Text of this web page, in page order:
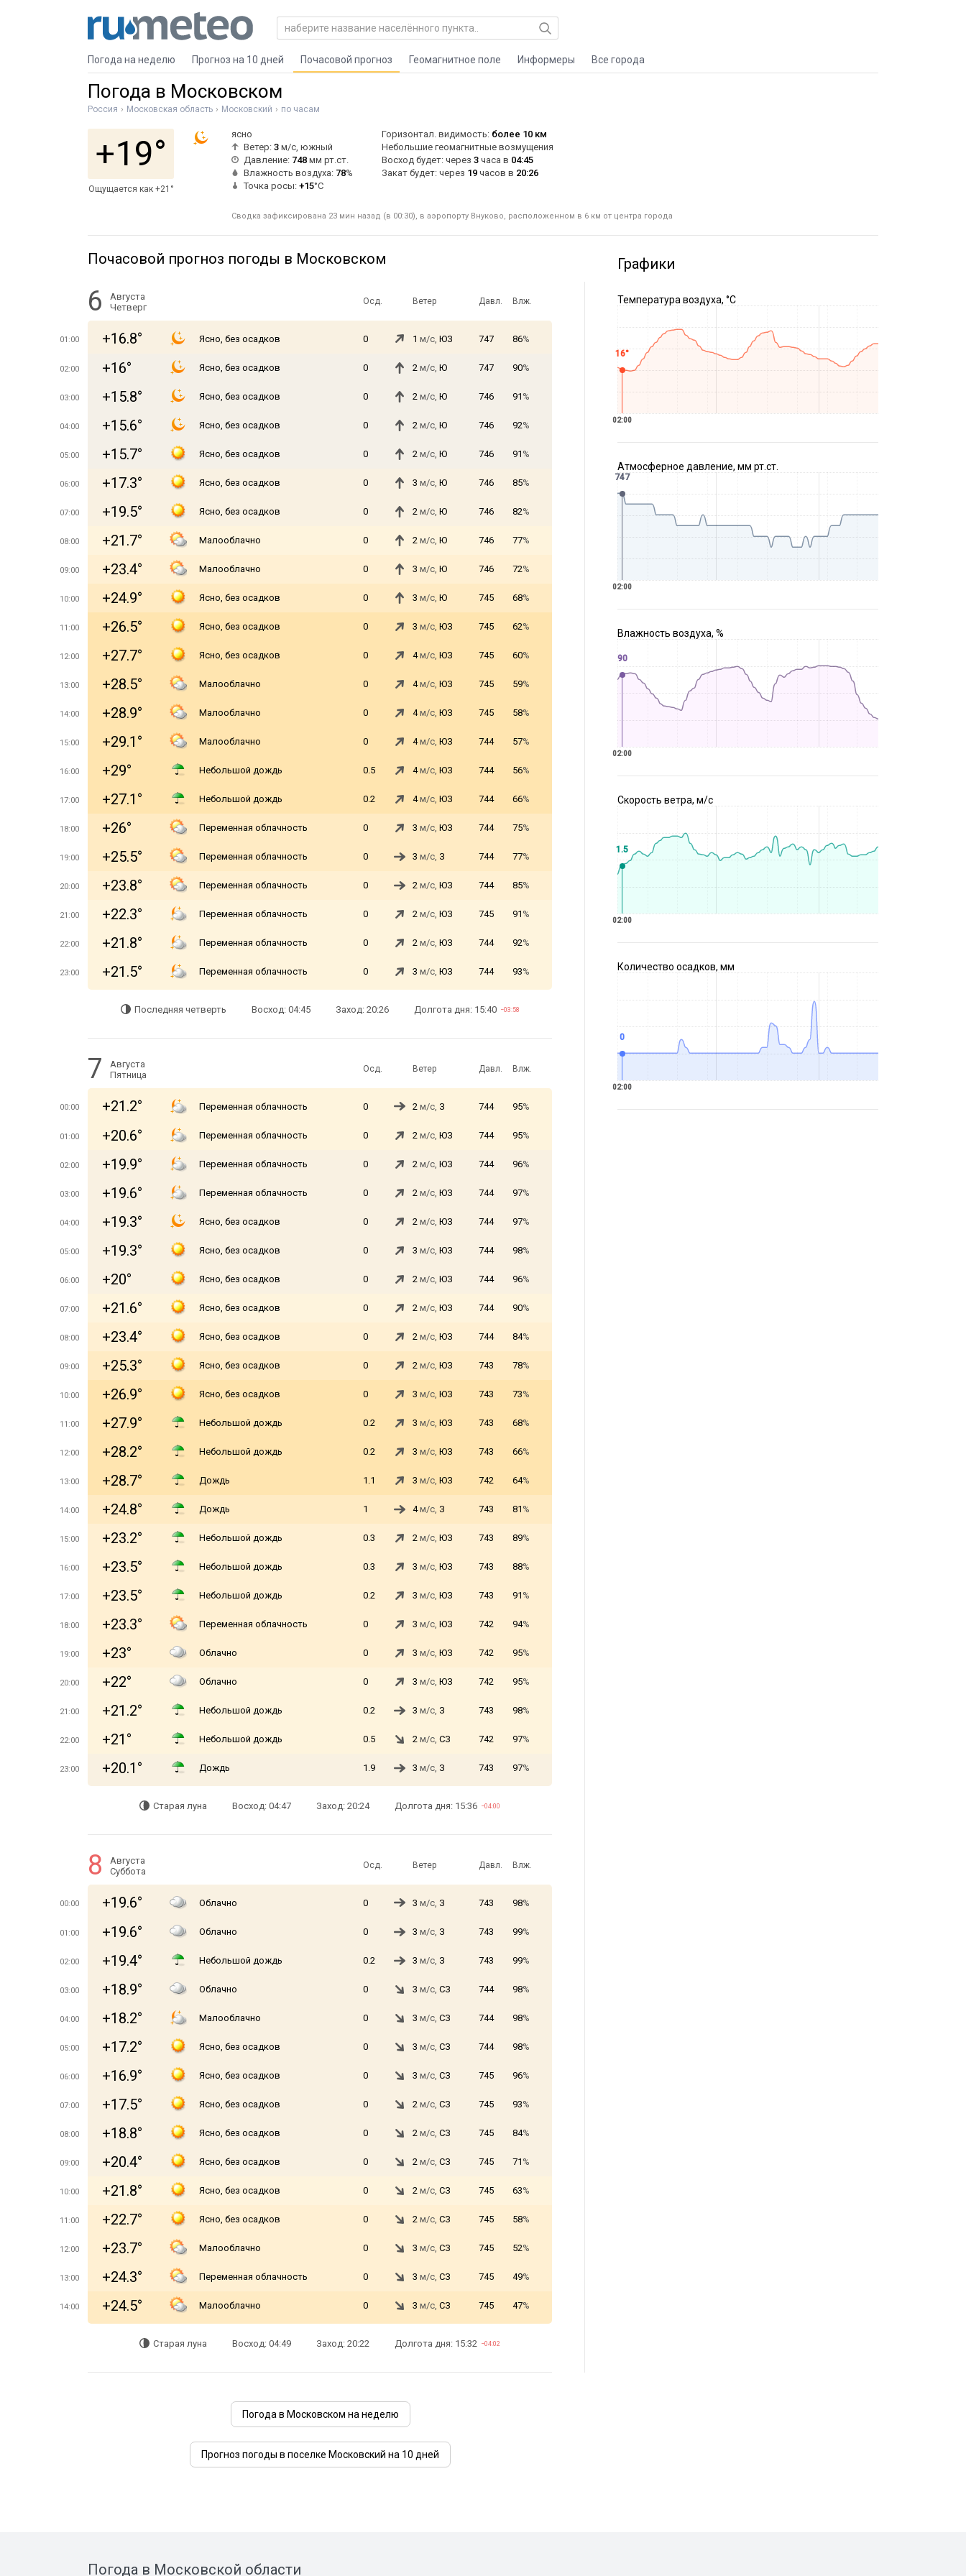
Погода на неделю Прогноз на 10 дней Почасовой прогноз Геомагнитное поле Информеры Все города
Погода в Московском
Россия Московская область Московский по часам
+19°
Ощущается как +21°
ясно
Ветер: 3 м/с, южный
Давление: 748 мм рт.ст.
Влажность воздуха: 78%
Точка росы: +15°C
Горизонтал. видимость: более 10 км
Небольшие геомагнитные возмущения
Восход будет: через 3 часа в 04:45
Закат будет: через 19 часов в 20:26
Сводка зафиксирована 23 мин назад (в 00:30), в аэропорту Внуково, расположенном в 6 км от центра города
Почасовой прогноз погоды в Московском
6
Августа
Четверг
Осд. Ветер Давл. Влж.
01:00 +16.8° Ясно, без осадков 0 1 м/с, ЮЗ 747 86%
02:00 +16° Ясно, без осадков 0 2 м/с, Ю 747 90%
03:00 +15.8° Ясно, без осадков 0 2 м/с, Ю 746 91 %
04:00 +15.6° Ясно, без осадков 0 2 м/с, Ю 746 92%
05:00 +15.7° Ясно, без осадков 0 2 м/с, Ю 746 91 %
06:00 +17.3° Ясно, без осадков 0 3 м/с, Ю 746 85%
07:00 +19.5° Ясно, без осадков 0 2 м/с, Ю 746 82%
08:00 +21.7° Малооблачно 0 2 м/с, Ю 746 77%
09:00 +23.4° Малооблачно 0 3 м/с, Ю 746 72%
10:00 +24.9° Ясно, без осадков 0 3 м/с, Ю 745 68%
11:00 +26.5° Ясно, без осадков 0 3 м/с, ЮЗ 745 62%
12:00 +27.7° Ясно, без осадков 0 4м/с, ЮЗ 745 60%
13:00 +28.5° Малооблачно 0 4м/с, ЮЗ 745 59%
14:00 +28.9° Малооблачно 0 4м/с, ЮЗ 745 58%
15:00 +29.1° Малооблачно 0 4м/с, ЮЗ 744 57%
16:00 +29° Небольшой дождь 0.5 4м/с, ЮЗ 744 56%
17:00 +27.1° Небольшой дождь 0.2 4м/с, ЮЗ 744 66%
18:00 +26° Переменная облачность 0 3 м/с, ЮЗ 744 75%
19:00 +25.5° Переменная облачность 0 3 м/с, З 744 77%
20:00 +23.8° Переменная облачность 0 2 м/с, ЮЗ 744 85%
21:00 +22.3° Переменная облачность 0 2 м/с, ЮЗ 745 91 %
22:00 +21.8° Переменная облачность 0 2 м/с, ЮЗ 744 92%
23:00 +21.5° Переменная облачность 0 3 м/с, ЮЗ 744 93%
Последняя четверть Восход: 04:45 Заход: 20:26 Долгота дня: 15:40 −03:58
7
Августа
Пятница
Осд. Ветер Давл. Влж.
00:00 +21.2° Переменная облачность 0 2 м/с, З 744 95%
01:00 +20.6° Переменная облачность 0 2 м/с, ЮЗ 744 95%
02:00 +19.9° Переменная облачность 0 2 м/с, ЮЗ 744 96%
03:00 +19.6° Переменная облачность 0 2 м/с, ЮЗ 744 97%
04:00 +19.3° Ясно, без осадков 0 2 м/с, ЮЗ 744 97%
05:00 +19.3° Ясно, без осадков 0 3 м/с, ЮЗ 744 98%
06:00 +20° Ясно, без осадков 0 2 м/с, ЮЗ 744 96%
07:00 +21.6° Ясно, без осадков 0 2 м/с, ЮЗ 744 90%
08:00 +23.4° Ясно, без осадков 0 2 м/с, ЮЗ 744 84%
09:00 +25.3° Ясно, без осадков 0 2 м/с, ЮЗ 743 78%
10:00 +26.9° Ясно, без осадков 0 3 м/с, ЮЗ 743 73%
11:00 +27.9° Небольшой дождь 0.2 3 м/с, ЮЗ 743 68%
12:00 +28.2° Небольшой дождь 0.2 3 м/с, ЮЗ 743 66%
13:00 +28.7° Дождь 1.1 3 м/с, ЮЗ 742 64%
14:00 +24.8° Дождь 1 4м/с, З 743 81 %
15:00 +23.2° Небольшой дождь 0.3 2 м/с, ЮЗ 743 89%
16:00 +23.5° Небольшой дождь 0.3 3 м/с, ЮЗ 743 88%
17:00 +23.5° Небольшой дождь 0.2 3 м/с, ЮЗ 743 91 %
18:00 +23.3° Переменная облачность 0 3 м/с, ЮЗ 742 94%
19:00 +23° Облачно 0 3 м/с, ЮЗ 742 95%
20:00 +22° Облачно 0 3 м/с, ЮЗ 742 95%
21:00 +21.2° Небольшой дождь 0.2 3 м/с, З 743 98%
22:00 +21° Небольшой дождь 0.5 2 м/с, СЗ 742 97%
23:00 +20.1° Дождь 1.9 3 м/с, З 743 97%
Старая луна Восход: 04:47 Заход: 20:24 Долгота дня: 15:36 −04:00
8
Августа
Суббота
Осд. Ветер Давл. Влж.
00:00 +19.6° Облачно 0 3 м/с, З 743 98%
01:00 +19.6° Облачно 0 3 м/с, З 743 99%
02:00 +19.4° Небольшой дождь 0.2 3 м/с, З 743 99%
03:00 +18.9° Облачно 0 3 м/с, СЗ 744 98%
04:00 +18.2° Малооблачно 0 3 м/с, СЗ 744 98%
05:00 +17.2° Ясно, без осадков 0 3 м/с, СЗ 744 98%
06:00 +16.9° Ясно, без осадков 0 3 м/с, СЗ 745 96%
07:00 +17.5° Ясно, без осадков 0 2 м/с, СЗ 745 93%
08:00 +18.8° Ясно, без осадков 0 2 м/с, СЗ 745 84%
09:00 +20.4° Ясно, без осадков 0 2 м/с, СЗ 745 71 %
10:00 +21.8° Ясно, без осадков 0 2 м/с, СЗ 745 63%
11:00 +22.7° Ясно, без осадков 0 2 м/с, СЗ 745 58%
12:00 +23.7° Малооблачно 0 3 м/с, СЗ 745 52%
13:00 +24.3° Переменная облачность 0 3 м/с, СЗ 745 49%
14:00 +24.5° Малооблачно 0 3 м/с, СЗ 745 47%
Старая луна Восход: 04:49 Заход: 20:22 Долгота дня: 15:32 −04:02
Погода в Московском на неделю
Прогноз погоды в поселке Московский на 10 дней
Графики
Температура воздуха, °C
16°
02:00
Атмосферное давление, мм рт.ст.
747
02:00
Влажность воздуха, %
90
02:00
Скорость ветра, м/с
1.5
02:00
Количество осадков, мм
0
02:00
Погода в Московской области